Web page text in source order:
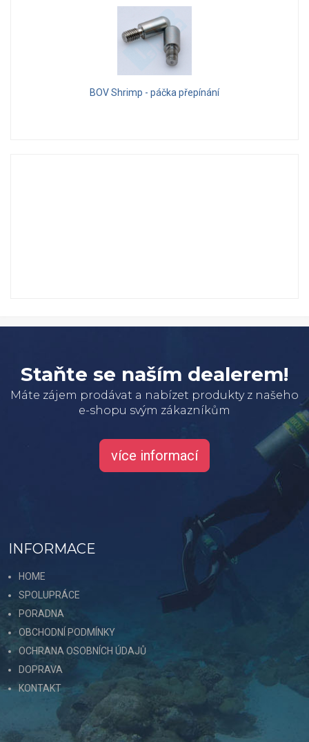
BOV Shrimp - páčka přepínání
Staňte se naším dealerem!
Máte zájem prodávat a nabízet produkty z našeho
e-shopu svým zákazníkům
více informací
INFORMACE
HOME
SPOLUPRÁCE
PORADNA
OBCHODNÍ PODMÍNKY
OCHRANA OSOBNÍCH ÚDAJŮ
DOPRAVA
KONTAKT